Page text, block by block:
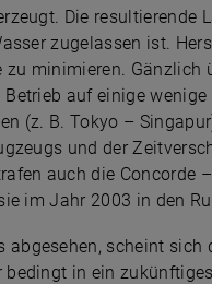
Die resultierende
zugelassen ist.
minimieren. Gänzlich
auf einige
(z. B. Tokyo –
und der
auch die Concorde
im Jahr 2003 in den
scheint sich
in ein